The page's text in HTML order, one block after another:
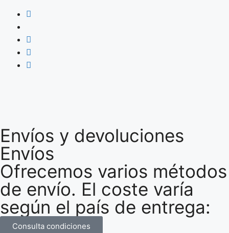
Envíos y devoluciones
Envíos
Ofrecemos varios métodos
de envío. El coste varía
según el país de entrega:
Consulta condiciones